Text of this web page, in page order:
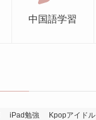
中国語学習
iPad勉強 Kpopアイドル